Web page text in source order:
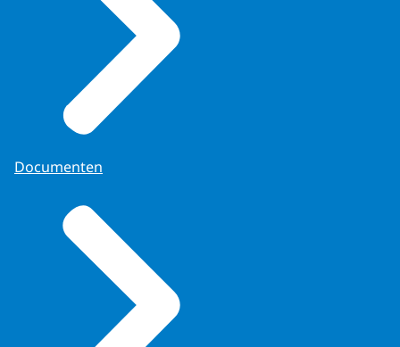
Documenten